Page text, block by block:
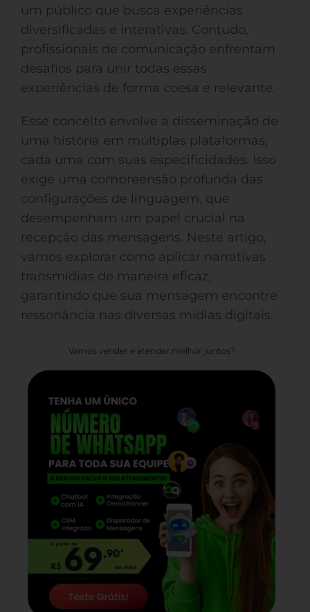
um público que busca experiências
diversificadas e interativas. Contudo,
profissionais de comunicação enfrentam
desafios para unir todas essas
experiências de forma coesa e relevante.
Esse conceito envolve a disseminação de
uma história em múltiplas plataformas,
cada uma com suas especificidades. Isso
exige uma compreensão profunda das
configurações de linguagem, que
desempenham um papel crucial na
recepção das mensagens. Neste artigo,
vamos explorar como aplicar narrativas
transmídias de maneira eficaz,
garantindo que sua mensagem encontre
ressonância nas diversas mídias digitais.
Vamos vender e atender melhor juntos?